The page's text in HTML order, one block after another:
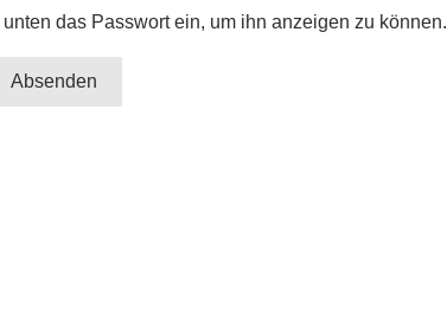
das Passwort ein, um ihn anzeigen zu können.